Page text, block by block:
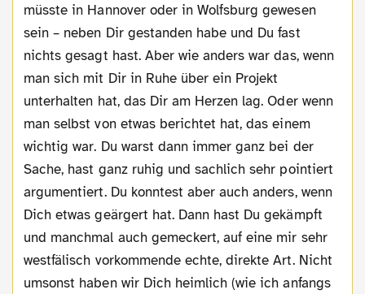
müsste in Hannover oder in Wolfsburg gewesen
sein – neben Dir gestanden habe und Du fast
nichts gesagt hast. Aber wie anders war das, wenn
man sich mit Dir in Ruhe über ein Projekt
unterhalten hat, das Dir am Herzen lag. Oder wenn
man selbst von etwas berichtet hat, das einem
wichtig war. Du warst dann immer ganz bei der
Sache, hast ganz ruhig und sachlich sehr pointiert
argumentiert. Du konntest aber auch anders, wenn
Dich etwas geärgert hat. Dann hast Du gekämpft
und manchmal auch gemeckert, auf eine mir sehr
westfälisch vorkommende echte, direkte Art. Nicht
umsonst haben wir Dich heimlich (wie ich anfangs